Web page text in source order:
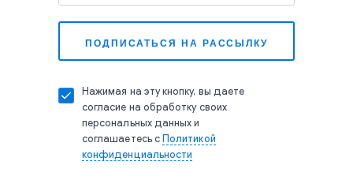
Нажимая на эту кнопку, вы даете
согласие на обработку своих
персональных данных и
соглашаетесь с Политикой
конфиденциальности